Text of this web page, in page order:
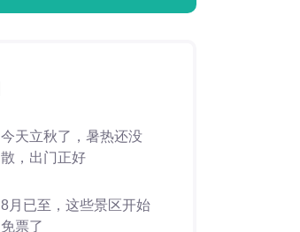
今天立秋了，暑热还没
散，出门正好
8月已至，这些景区开始
免票了